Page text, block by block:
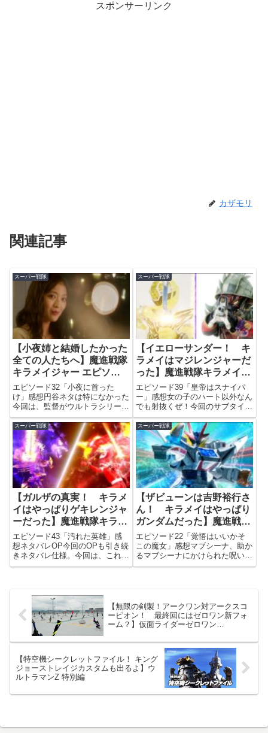
スポンサーリンク
カザモリ
関連記事
スーパー戦隊
【小夜姉と結婚したかった
全ての人たちへ】魔進戦隊
キラメイジャー エピソー
ド32
エピソード32「小夜に首った
け」感想円谷ネタは特になかった
今回は、監督がウルトラシリーズ
でお馴染みの田口清隆監督で、脚
本が円谷特撮が大好きな荒川さん
なので、ウルトラネタがいっぱい
出ないかなーと期待していたんで
すが、特に何もなかったです
(笑)...
スーパー戦隊
【イエローサンダー！ キ
ラメイはマジレンジャーだ
った】魔進戦隊キラメイジ
ャー エピソード39
エピソード39「皇帝はスナイパ
ー」感想女の子のハート以外なん
でも射抜くぜ！今回のサブタイの
元ネタは？今回のサブタイトルの
元ネタは、おそらく「恋人はスナ
イパー」。配給が東映で、元々の
ドラマ版がテレビ朝日製作なの
で、おそらく間違いないでしょ
う。...
スーパー戦隊
【ガルザの真実！ キラメ
イはやっぱりゲキレンジャ
ーだった】魔進戦隊キラメ
イジャー エピソード43
エピソード43「汚れた英雄」感
想ネタバレOP今回のOPも引き続
きネタバレ仕様。今回は、これと
いって特筆するべきことは無し。
て、もうちょっとアップで見せて
くれたら…瀬奈のウエディング
ド...
スーパー戦隊
【ザビューンは吉野裕行さ
ん！ キラメイはやっぱり
ガンダムだった】魔進戦隊
キラメイジャー エピソー
ド22
エピソード22「覚悟はいいかそ
この魔女」感想マブシーナ、助か
るマブシーナにかけられた呪いを
解くため、あらゆる呪いを解く能
マージョの体液が必要…という
こ...
【無限の剣製！アークワン対アークスコ
ーピオン！ 最終回にはゼロワン新フォ
ーム？】仮面ライダーゼロワン
【特空機シークレットファイル！ キング
ジョーストレイジカスタムも出るよ】ウ
ルトラマンZ 特別編